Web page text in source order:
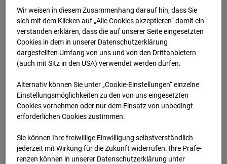
10
04 07:05
BC-162 - Strabag - BV-
H3ö
Buchholzerstraße 102, 30655 Hannover
Zur Übersicht
Europe/Berlin
Wir weisen in diesem Zusammenhang darauf hin, dass Sie
sich mit dem Klicken auf „Alle Cookies akzeptieren“ damit ein­
ver­standen erklären, dass die auf unserer Seite eingesetzten
Cookies in dem in unserer Datenschutzerklärung
dargestellten Umfang von uns und von den Drittanbietern
(auch mit Sitz in den USA) verwendet werden dürfen.
Alternativ können Sie unter „Cookie-Einstellungen“ einzelne
Einstellungsmöglichkeiten zu den von uns eingesetzten
Cookies vornehmen oder nur dem Einsatz von unbedingt
erforderlichen Cookies zustimmen.
Sie können Ihre freiwillige Einwilligung selbstverständlich
jederzeit mit Wirkung für die Zukunft widerrufen. Ihre Prä­fe­
renzen können in unserer Datenschutzerklärung unter